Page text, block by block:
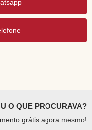
O QUE PROCURAVA?
grátis agora mesmo!